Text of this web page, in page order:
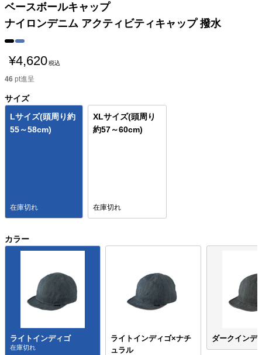
ベースボールキャップ
ナイロンデニム アクティビティキャップ 撥水
¥4,620税込
46 pt進呈
サイズ
Lサイズ(頭周り約
55～58cm)
在庫切れ
XLサイズ(頭周り
約57～60cm)
在庫切れ
カラー
ライトインディゴ
ライトインディゴ×ナチ
ュラル
ダークインデ